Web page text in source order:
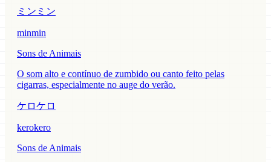
ミンミン
minmin
Sons de Animais
O som alto e contínuo de zumbido ou canto feito pelas
cigarras, especialmente no auge do verão.
ケロケロ
kerokero
Sons de Animais